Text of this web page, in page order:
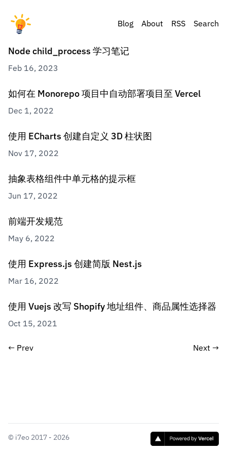
Blog About RSS Search
Node child_process 学习笔记
Feb 16, 2023
如何在 Monorepo 项目中自动部署项目至 Vercel
Dec 1, 2022
使用 ECharts 创建自定义 3D 柱状图
Nov 17, 2022
抽象表格组件中单元格的提示框
Jun 17, 2022
前端开发规范
May 6, 2022
使用 Express.js 创建简版 Nest.js
Mar 16, 2022
使用 Vuejs 改写 Shopify 地址组件、商品属性选择器
Oct 15, 2021
← Prev Next →
© i7eo 2017 - 2026